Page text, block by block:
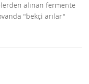
alınan fermente
"bekçi arılar"